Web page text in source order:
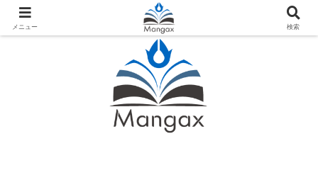
人気おすすめ漫画紹介ならMangax（マンガックス）
メニュー 検索